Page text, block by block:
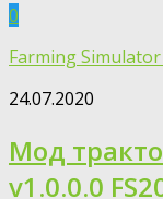
0
Farming Simulator
24.07.2020
Мод
v1.0.0.0